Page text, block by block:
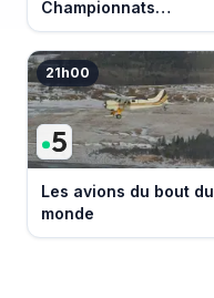
Championnats
d'Europe 2026
21h00
Les avions du bout du
monde